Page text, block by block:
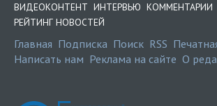
ВИДЕОКОНТЕНТ ИНТЕРВЬЮ КОММЕНТАРИИ
РЕЙТИНГ НОВОСТЕЙ
Главная Подписка Поиск RSS
Написать нам Реклама на сайте О